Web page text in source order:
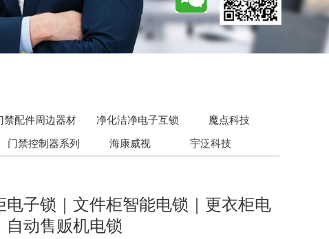
禁配件周边器材 净化洁净电子互锁 魔点科技
门禁控制器系列 海康威视 宇泛科技
子锁｜文件柜智能电锁｜更衣柜电
自动售贩机电锁